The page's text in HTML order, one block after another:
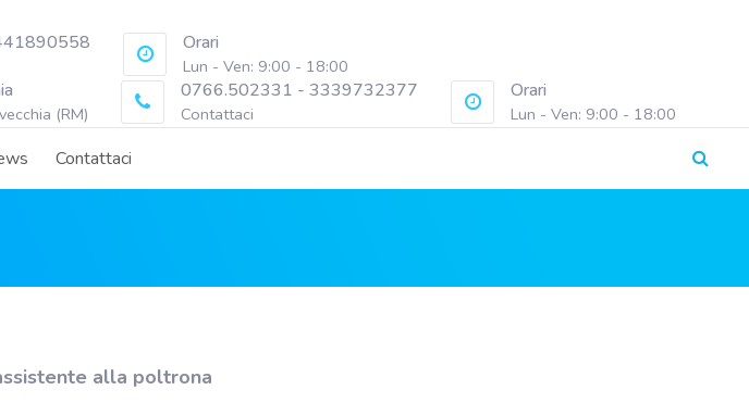
Orari
Lun - Ven: 9:00 - 18:00
(RM)
0766.502331 - 3339732377
Contattaci
Orari
Lun - Ven: 9:00 - 18:00
Contattaci
alla poltrona